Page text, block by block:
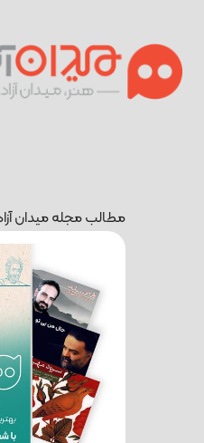
مطالب مجله میدان